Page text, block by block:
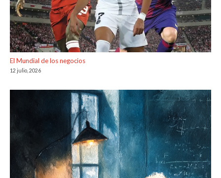
El Mundial de los negocios
12 julio, 2026